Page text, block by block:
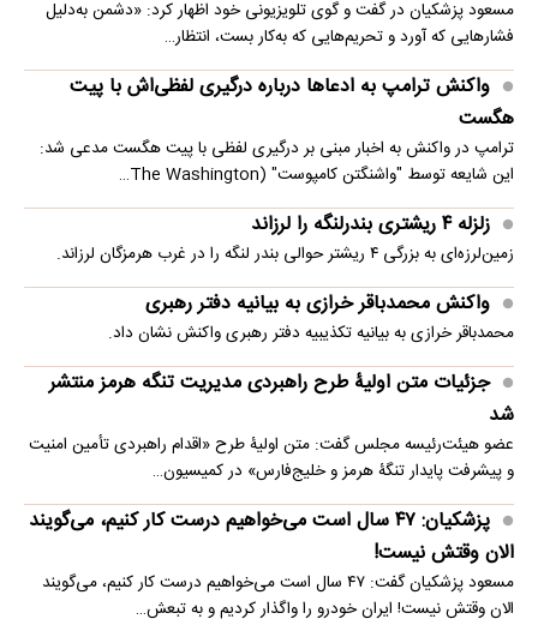
مسعود پزشکیان در گفت و گوی تلویزیونی خود اظهار کرد: «دشمن به‌دلیل
فشارهایی که آورد و تحریم‌هایی که به‌کار بست، انتظار…
واکنش ترامپ به ادعاها درباره درگیری لفظی‌اش با پیت
هگست
ترامپ در واکنش به اخبار مبنی بر درگیری لفظی با پیت هگست مدعی شد:
این شایعه توسط "واشنگتن کامپوست" (The Washington…
زلزله ۴ ریشتری بندرلنگه را لرزاند
زمین‌لرزه‌ای به بزرگی ۴ ریشتر حوالی بندر لنگه را در غرب هرمزگان لرزاند.
واکنش محمدباقر خرازی به بیانیه دفتر رهبری
محمدباقر خرازی به بیانیه تکذیبیه دفتر رهبری واکنش نشان داد.
جزئیات متن اولیۀ طرح راهبردی مدیریت تنگه هرمز منتشر
شد
عضو هیئت‌رئیسه مجلس گفت: متن اولیۀ طرح «اقدام راهبردی تأمین امنیت
و پیشرفت پایدار تنگۀ هرمز و خلیج‌فارس» در کمیسیون…
پزشکیان: ۴۷ سال است می‌خواهیم درست کار کنیم، می‌گویند
الان وقتش نیست!
مسعود پزشکیان گفت: ۴۷ سال است می‌خواهیم درست کار کنیم، می‌گویند
الان وقتش نیست! ایران خودرو را واگذار کردیم و به تبعش…